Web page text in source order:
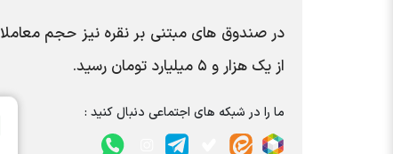
از یک هزار و ۵ میلیارد تومان رسید.
ما را در شبکه های اجتماعی دنبال کنید :